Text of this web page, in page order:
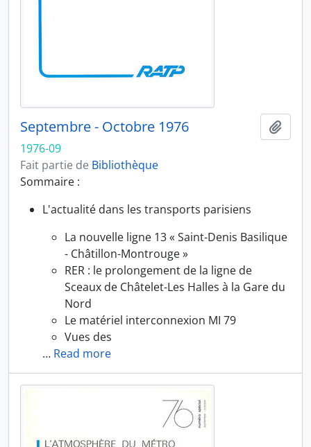
Septembre - Octobre 1976
1976-09
Fait partie de Bibliothèque
Sommaire :
L'actualité dans les transports parisiens
La nouvelle ligne 13 « Saint-Denis Basilique
- Châtillon-Montrouge »
RER : le prolongement de la ligne de
Sceaux de Châtelet-Les Halles à la Gare du
Nord
Le matériel interconnexion MI 79
Vues des
… Read more